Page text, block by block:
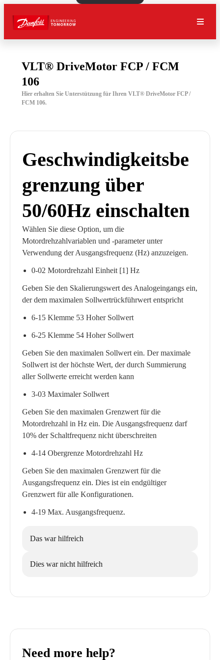
VLT® DriveMotor FCP / FCM
106
Hier erhalten Sie Unterstützung für Ihren VLT® DriveMotor FCP /
FCM 106.
Geschwindigkeitsbe
grenzung über
50/60Hz einschalten
Wählen Sie diese Option, um die
Motordrehzahlvariablen und -parameter unter
Verwendung der Ausgangsfrequenz (Hz) anzuzeigen.
0-02 Motordrehzahl Einheit [1] Hz
Geben Sie den Skalierungswert des Analogeingangs ein,
der dem maximalen Sollwertrückführwert entspricht
6-15 Klemme 53 Hoher Sollwert
6-25 Klemme 54 Hoher Sollwert
Geben Sie den maximalen Sollwert ein. Der maximale
Sollwert ist der höchste Wert, der durch Summierung
aller Sollwerte erreicht werden kann
3-03 Maximaler Sollwert
Geben Sie den maximalen Grenzwert für die
Motordrehzahl in Hz ein. Die Ausgangsfrequenz darf
10% der Schaltfrequenz nicht überschreiten
4-14 Obergrenze Motordrehzahl Hz
Geben Sie den maximalen Grenzwert für die
Ausgangsfrequenz ein. Dies ist ein endgültiger
Grenzwert für alle Konfigurationen.
4-19 Max. Ausgangsfrequenz.
Das war hilfreich
Dies war nicht hilfreich
Need more help?